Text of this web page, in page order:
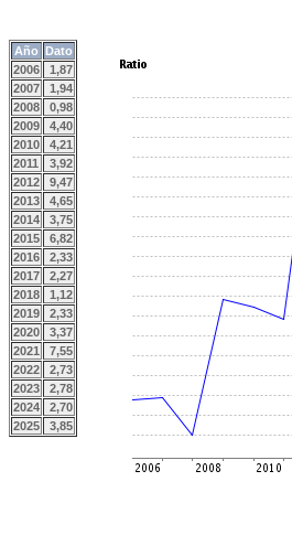
Año Dato
2006
1,87
2007
1,94
2008
0,98
2009
4,40
2010
4,21
2011
3,92
2012
9,47
2013
4,65
2014
3,75
2015
6,82
2016
2,33
2017
2,27
2018
1,12
2019
2,33
2020
3,37
2021
7,55
2022
2,73
2023
2,78
2024
2,70
2025
3,85